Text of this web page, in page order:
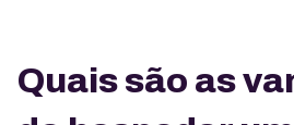
Quais são as